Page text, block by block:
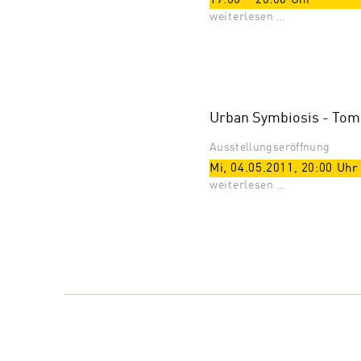
weiterlesen …
Urban Symbiosis -
Ausstellungseröffnung
Mi, 04.05.2011 , 20:00 Uhr
weiterlesen …